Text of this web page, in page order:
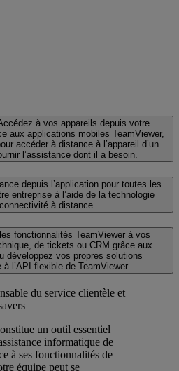
à vos appareils depuis votre
aux applications mobiles TeamViewer,
accéder à distance à l’appareil d’un
l’assistance dont il a besoin.
depuis l’application pour toutes les
entreprise à l’aide de la technologie
à distance.
fonctionnalités TeamViewer à vos
de tickets ou CRM grâce aux
développez vos propres solutions
l’API flexible de TeamViewer.
du service clientèle et
un outil essentiel
informatique de
à ses fonctionnalités de
équipe peut se